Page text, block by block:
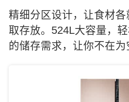
精细分区设计，让食材
取存放。524L大容量，
的储存需求，让你不在为